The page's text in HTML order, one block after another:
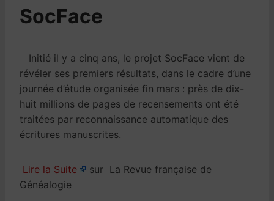
SocFace
Initié il y a cinq ans, le projet SocFace vient de
révéler ses premiers résultats, dans le cadre d’une
journée d’étude organisée fin mars : près de dix-
huit millions de pages de recensements ont été
traitées par reconnaissance automatique des
écritures manuscrites.
Lire la Suite
sur La Revue française de
Généalogie